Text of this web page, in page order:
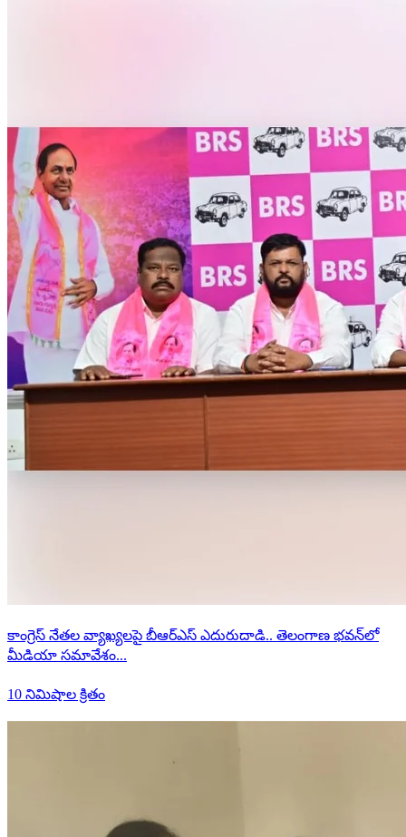
కాంగ్రెస్ నేతల వ్యాఖ్యలపై బీఆర్ఎస్ ఎదురుదాడి.. తెలంగాణ భవన్‌లో
మీడియా సమావేశం...
10 నిమిషాల క్రితం